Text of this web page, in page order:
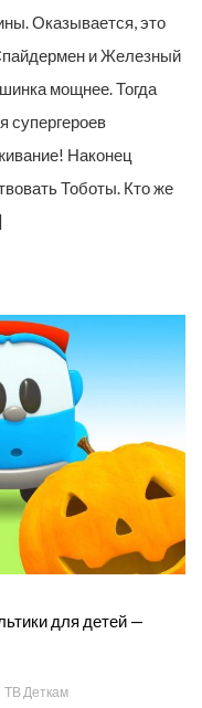
Оказывается, это
и Железный
мощнее. Тогда
супергероев
Наконец
Тоботы. Кто же
для детей —
ТВ Деткам